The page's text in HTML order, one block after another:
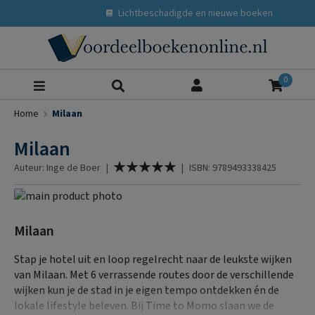
Lichtbeschadigde en nieuwe boeken
0
Home Milaan
Milaan
Auteur: Inge de Boer | Waardering:
% of
| ISBN: 9789493338425
Ga
het
van
de
afbeeldingen-
gallerij
naar
begin
van
de
afbeeldingen-
Milaan
Stap je hotel uit en loop regelrecht naar de leukste wijken
van Milaan. Met 6 verrassende routes door de verschillende
wijken kun je de stad in je eigen tempo ontdekken én de
lokale lifestyle beleven. Bij Time to Momo slaan we de